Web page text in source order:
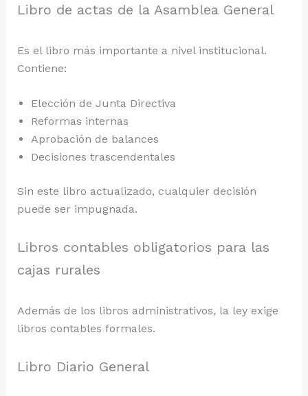
Libro de actas de la Asamblea General
Es el libro más importante a nivel institucional.
Contiene:
Elección de Junta Directiva
Reformas internas
Aprobación de balances
Decisiones trascendentales
Sin este libro actualizado, cualquier decisión
puede ser impugnada.
Libros contables obligatorios para las
cajas rurales
Además de los libros administrativos, la ley exige
libros contables formales.
Libro Diario General